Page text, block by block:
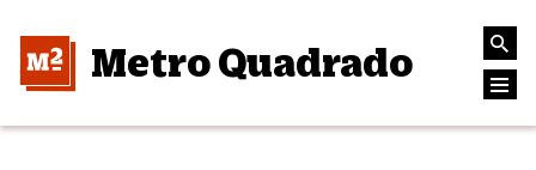
Metro Quadrado